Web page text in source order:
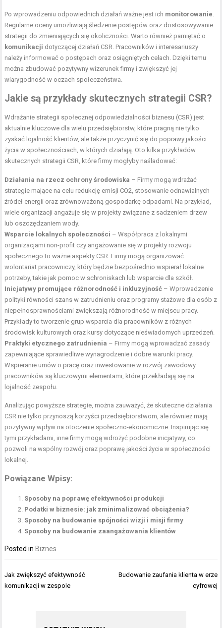
Po wprowadzeniu odpowiednich działań ważne jest ich monitorowanie
Regularne oceny umożliwiają śledzenie postępów oraz dostosowywanie
strategii do zmieniających się okoliczności. Warto również pamiętać o
komunikacji dotyczącej działań CSR. Pracowników i interesariuszy
należy informować o postępach oraz osiągniętych celach. Dzięki temu
można zbudować pozytywny wizerunek firmy i zwiększyć jej
wiarygodność w oczach społeczeństwa.
Jakie są przykłady skutecznych strategii CSR?
Wdrażanie strategii społecznej odpowiedzialności biznesu (CSR) jest
aktualnie kluczowe dla wielu przedsiębiorstw, które pragną nie tylko
zyskać lojalność klientów, ale także przyczynić się do poprawy jakości
życia w społecznościach, w których działają. Oto kilka przykładów
skutecznych strategii CSR, które firmy mogłyby naśladować:
Działania na rzecz ochrony środowiska – Firmy mogą wdrażać
strategie mające na celu redukcję emisji CO2, stosowanie odnawialnych
źródeł energii oraz zrównoważoną gospodarkę odpadami. Na przykład,
wiele organizacji angażuje się w projekty związane z sadzeniem drzew
lub oszczędzaniem wody.
Wsparcie lokalnych społeczności – Współpraca z lokalnymi
organizacjami non-profit czy angażowanie się w projekty rozwoju
społecznego to ważne aspekty CSR. Firmy mogą organizować
wolontariat pracowniczy, który będzie bezpośrednio wspierał lokalne
potrzeby, takie jak pomoc w schroniskach lub wsparcie dla szkół.
Inicjatywy promujące różnorodność i inkluzyjność – Wprowadzenie
polityki równości szans w zatrudnieniu oraz programy stażowe dla osób z
niepełnosprawnościami zwiększają różnorodność w miejscu pracy.
Przykłady to tworzenie grup wsparcia dla pracowników z różnych
środowisk kulturowych oraz kursy dotyczące nieświadomych uprzedzeń.
Praktyki etycznego zatrudnienia – Firmy mogą wprowadzać zasady
zapewniające sprawiedliwe wynagrodzenie i dobre warunki pracy.
Wspieranie umów o pracę oraz inwestowanie w rozwój zawodowy
pracowników są kluczowymi elementami, które przekładają się na
lojalność zespołu.
Analizując powyższe strategie, można zauważyć, że skuteczne działania
CSR nie tylko przynoszą korzyści przedsiębiorstwom, ale również mają
pozytywny wpływ na otoczenie społeczno-ekonomiczne. Inspirując się
tymi przykładami, inne firmy mogą wdrożyć podobne inicjatywy, co
pozwoli na wspólny rozwój oraz poprawę jakości życia w społeczności
lokalnej.
Powiązane Wpisy:
Sposoby na poprawę efektywności produkcji
Podatki w biznesie: jak zminimalizować obciążenia?
Sposoby na budowanie spójności wizji i misji firmy
Sposoby na budowanie zaangażowania klientów
Posted in Biznes
Nawigacja
wpisu
Jak zwiększyć efektywność
komunikacji w zespole
Budowanie zaufania klienta w erze
cyfrowej